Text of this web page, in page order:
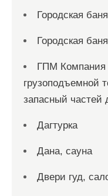
Городская
Городская
ГПМ Компания
грузоподъемной
запасный частей
Дагтурка
Дана, сауна
Двери гуд,